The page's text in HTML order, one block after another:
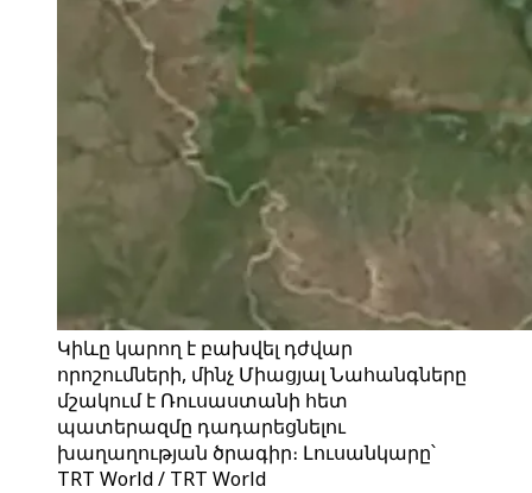
Կիևը կարող է բախվել դժվար
որոշումների, մինչ Միացյալ Նահանգները
մշակում է Ռուսաստանի հետ
պատերազմը դադարեցնելու
խաղաղության ծրագիր։ Լուսանկարը՝
TRT World / TRT World